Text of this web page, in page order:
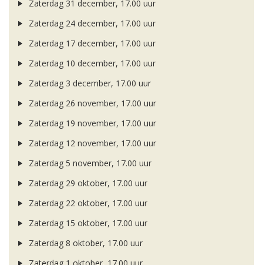
Zaterdag 31 december, 17.00 uur
Zaterdag 24 december, 17.00 uur
Zaterdag 17 december, 17.00 uur
Zaterdag 10 december, 17.00 uur
Zaterdag 3 december, 17.00 uur
Zaterdag 26 november, 17.00 uur
Zaterdag 19 november, 17.00 uur
Zaterdag 12 november, 17.00 uur
Zaterdag 5 november, 17.00 uur
Zaterdag 29 oktober, 17.00 uur
Zaterdag 22 oktober, 17.00 uur
Zaterdag 15 oktober, 17.00 uur
Zaterdag 8 oktober, 17.00 uur